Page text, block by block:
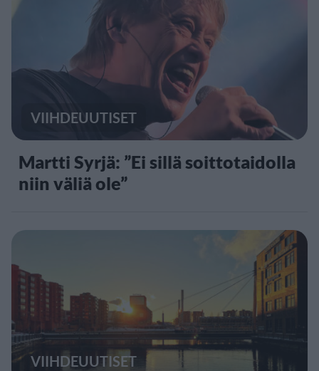
VIIHDEUUTISET
Martti Syrjä: ”Ei sillä soittotaidolla
niin väliä ole”
VIIHDEUUTISET